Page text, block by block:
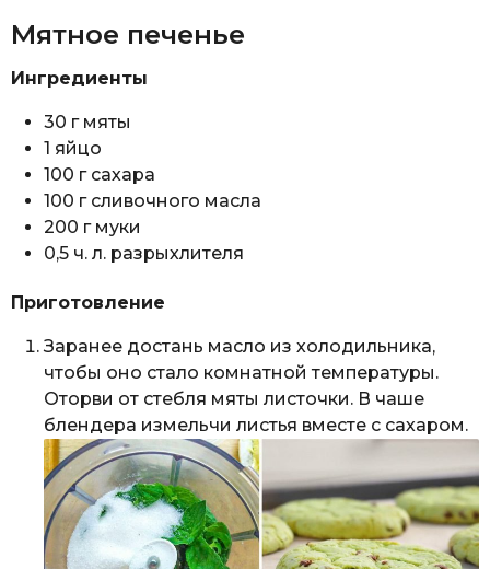
Мятное печенье
Ингредиенты
30 г мяты
1 яйцо
100 г сахара
100 г сливочного масла
200 г муки
0,5 ч. л. разрыхлителя
Приготовление
Заранее достань масло из холодильника,
чтобы оно стало комнатной температуры.
Оторви от стебля мяты листочки. В чаше
блендера измельчи листья вместе с сахаром.